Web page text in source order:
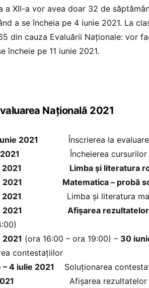
a XII-a vor avea doar 32 de
a se încheia pe 4 iunie 2021. La
din cauza Evaluării Naționale: vor
încheie pe 11 iunie 2021.
Națională 2021
2021 Înscrierea la evaluarea
Încheierea cursurilor
Limba și literatura
2021 Matematica – probă
Limba și literatura
Afișarea rezultatelor
(ora 16:00 – ora 19:00) – 30
contestațiilor
4 iulie 2021
Soluționarea
Afișarea rezultatelor